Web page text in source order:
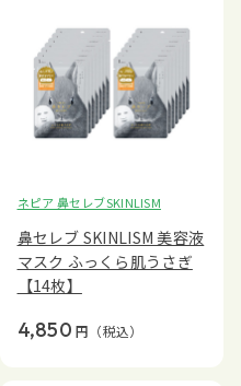
ネピア 鼻セレブSKINLISM
鼻セレブ SKINLISM 美容液
マスク ふっくら肌うさぎ
【14枚】
4,850 円 （税込）